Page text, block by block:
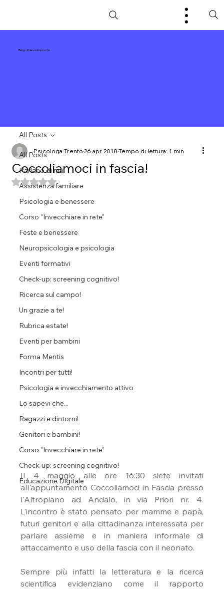
Blog di NeuroImpronta
All Posts
Parlano di noi!
Assistenza familiare
Psicologia e benessere
Corso "Invecchiare in rete"
Feste e benessere
Neuropsicologia e psicologia
Eventi formativi
Check-up: screening cognitivo!
Ricerca sul campo!
Un grazie a te!
Rubrica estate!
Eventi per bambini
Forma Mentis
Incontri per tutti!
Psicologia e invecchiamento attivo
Lo sapevi che...
Ragazzi e dintorni!
Genitori e bambini!
Corso "Invecchiare in rete"
Check-up: screening cognitivo!
Educazione Digitale
All Posts
Coccoliamoci in fascia!
Psicologa Trento26 apr 2018Tempo di lettura: 1 min
Valutazione NaN stelle su 5.
Il 4 maggio alle ore 16:30 siete invitati
all'appuntamento Coccoliamoci in Fascia presso
l'Altropiano ad Andalo, in via Priori nr. 4.
L'incontro è stato pensato per mamme e papà,
futuri genitori e alla cittadinanza interessata per
parlare assieme e in maniera informale di
attaccamento e uso della fascia con il neonato.
Sempre più infatti la letteratura e la ricerca
scientifica evidenziano come il rapporto